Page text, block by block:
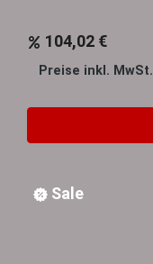
104,02 €
Preise inkl.
Sale